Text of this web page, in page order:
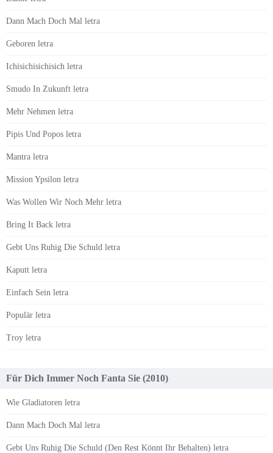
Dann Mach Doch Mal letra
Geboren letra
Ichisichisichisich letra
Smudo In Zukunft letra
Mehr Nehmen letra
Pipis Und Popos letra
Mantra letra
Mission Ypsilon letra
Was Wollen Wir Noch Mehr letra
Bring It Back letra
Gebt Uns Ruhig Die Schuld letra
Kaputt letra
Einfach Sein letra
Populär letra
Troy letra
Für Dich Immer Noch Fanta Sie (2010)
Wie Gladiatoren letra
Dann Mach Doch Mal letra
Gebt Uns Ruhig Die Schuld (Den Rest Könnt Ihr Behalten) letra